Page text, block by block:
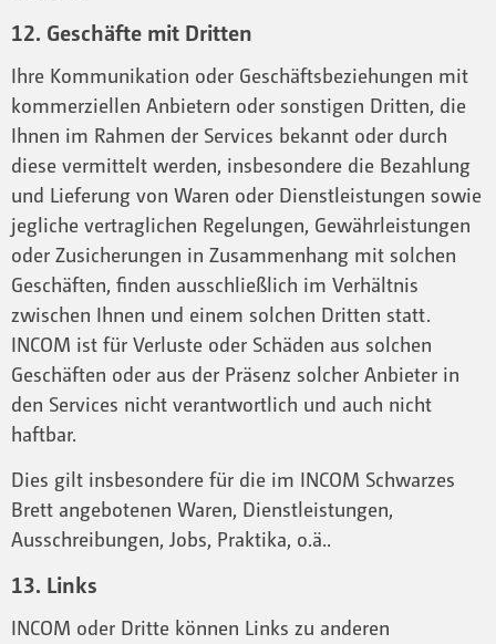
12. Geschäfte mit Dritten
Ihre Kommunikation oder Geschäftsbeziehungen mit
kommerziellen Anbietern oder sonstigen Dritten, die
Ihnen im Rahmen der Services bekannt oder durch
diese vermittelt werden, insbesondere die Bezahlung
und Lieferung von Waren oder Dienstleistungen sowie
jegliche vertraglichen Regelungen, Gewährleistungen
oder Zusicherungen in Zusammenhang mit solchen
Geschäften, finden ausschließlich im Verhältnis
zwischen Ihnen und einem solchen Dritten statt.
INCOM ist für Verluste oder Schäden aus solchen
Geschäften oder aus der Präsenz solcher Anbieter in
den Services nicht verantwortlich und auch nicht
haftbar.
Dies gilt insbesondere für die im INCOM Schwarzes
Brett angebotenen Waren, Dienstleistungen,
Ausschreibungen, Jobs, Praktika, o.ä..
13. Links
INCOM oder Dritte können Links zu anderen